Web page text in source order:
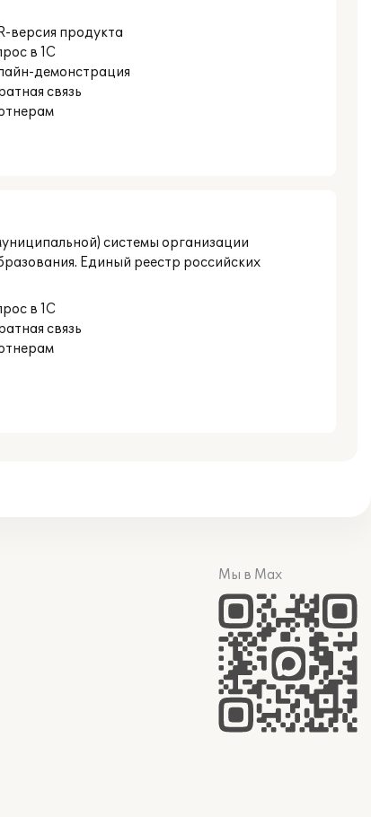
версия продукта
в 1С
демонстрация
связь
системы организации
Единый реестр российских
в 1С
связь
Мы в Max